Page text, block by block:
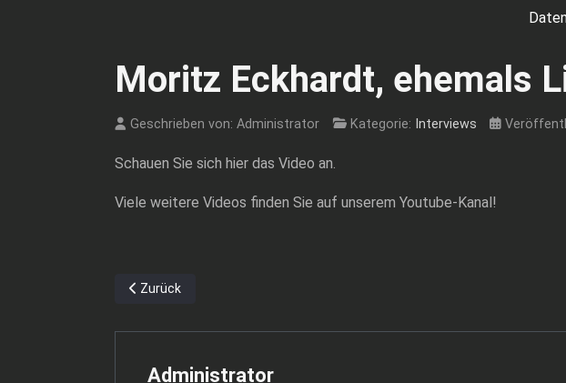
Moritz Eckhardt, ehemals
Geschrieben von: Administrator Kategorie: Interviews
Schauen Sie sich hier das Video an.
Viele weitere Videos finden Sie auf unserem Youtube-Kanal!
Vorheriger Beitrag: Anas Bakhat – Mittelfeldspieler Alemannia Aachen
Zurück
Administrator